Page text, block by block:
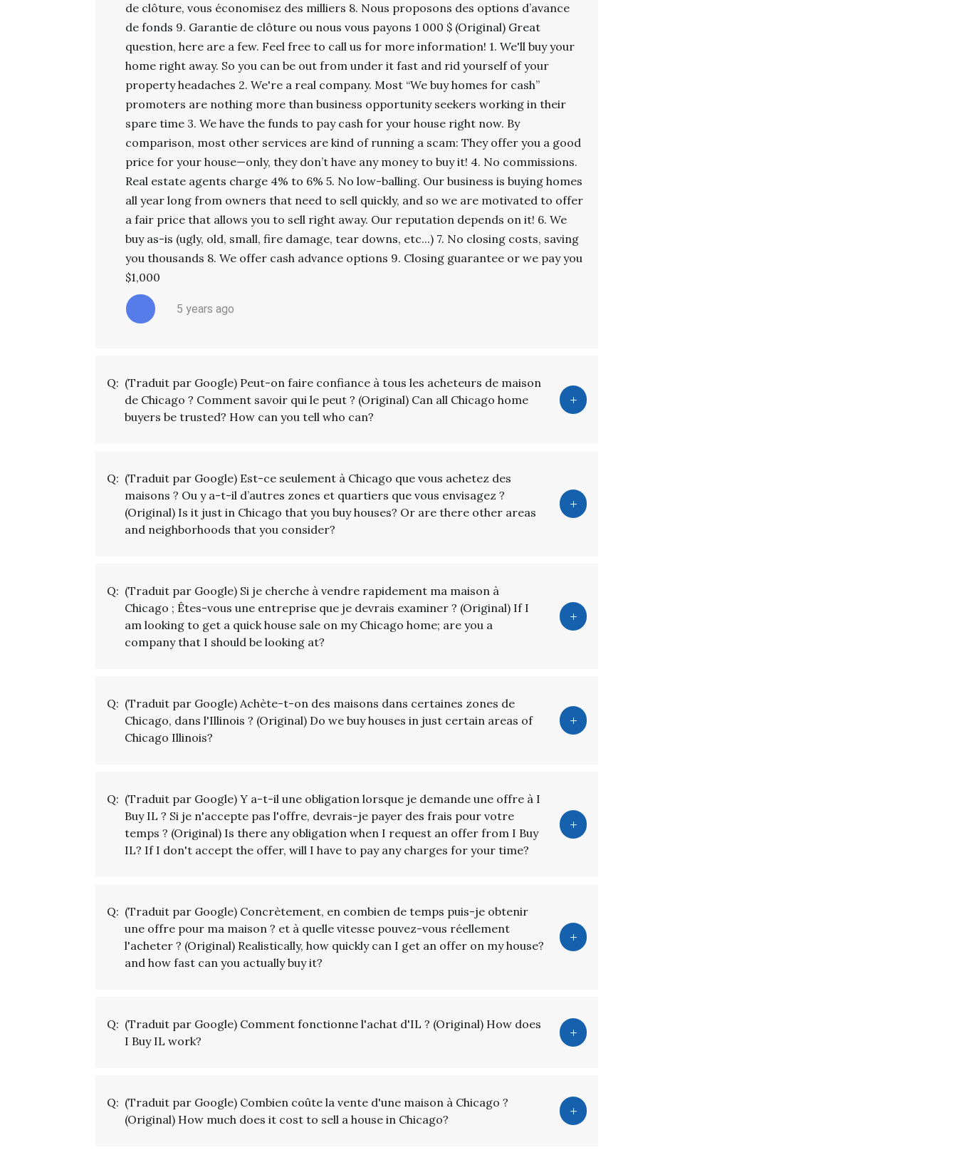
de clôture, vous économisez des milliers 8. Nous proposons des options d’avance
de fonds 9. Garantie de clôture ou nous vous payons 1 000 $ (Original) Great
question, here are a few. Feel free to call us for more information! 1. We'll buy your
home right away. So you can be out from under it fast and rid yourself of your
property headaches 2. We're a real company. Most “We buy homes for cash”
promoters are nothing more than business opportunity seekers working in their
spare time 3. We have the funds to pay cash for your house right now. By
comparison, most other services are kind of running a scam: They offer you a good
price for your house—only, they don’t have any money to buy it! 4. No commissions.
Real estate agents charge 4% to 6% 5. No low-balling. Our business is buying homes
all year long from owners that need to sell quickly, and so we are motivated to offer
a fair price that allows you to sell right away. Our reputation depends on it! 6. We
buy as-is (ugly, old, small, fire damage, tear downs, etc...) 7. No closing costs, saving
you thousands 8. We offer cash advance options 9. Closing guarantee or we pay you
$1,000
5 years ago
Q: (Traduit par Google) Peut-on faire confiance à tous les acheteurs de maison
de Chicago ? Comment savoir qui le peut ? (Original) Can all Chicago home
buyers be trusted? How can you tell who can?
Q: (Traduit par Google) Est-ce seulement à Chicago que vous achetez des
maisons ? Ou y a-t-il d’autres zones et quartiers que vous envisagez ?
(Original) Is it just in Chicago that you buy houses? Or are there other areas
and neighborhoods that you consider?
Q: (Traduit par Google) Si je cherche à vendre rapidement ma maison à
Chicago ; Êtes-vous une entreprise que je devrais examiner ? (Original) If I
am looking to get a quick house sale on my Chicago home; are you a
company that I should be looking at?
Q: (Traduit par Google) Achète-t-on des maisons dans certaines zones de
Chicago, dans l'Illinois ? (Original) Do we buy houses in just certain areas of
Chicago Illinois?
Q: (Traduit par Google) Y a-t-il une obligation lorsque je demande une offre à I
Buy IL ? Si je n'accepte pas l'offre, devrais-je payer des frais pour votre
temps ? (Original) Is there any obligation when I request an offer from I Buy
IL? If I don't accept the offer, will I have to pay any charges for your time?
Q: (Traduit par Google) Concrètement, en combien de temps puis-je obtenir
une offre pour ma maison ? et à quelle vitesse pouvez-vous réellement
l'acheter ? (Original) Realistically, how quickly can I get an offer on my house?
and how fast can you actually buy it?
Q: (Traduit par Google) Comment fonctionne l'achat d'IL ? (Original) How does
I Buy IL work?
Q: (Traduit par Google) Combien coûte la vente d'une maison à Chicago ?
(Original) How much does it cost to sell a house in Chicago?